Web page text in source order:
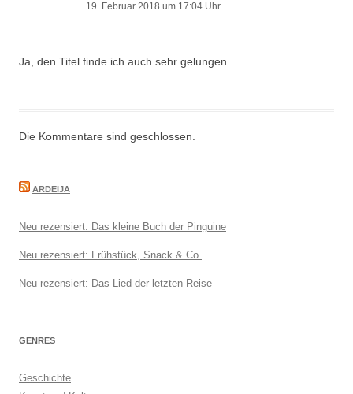
19. Februar 2018 um 17:04 Uhr
Ja, den Titel finde ich auch sehr gelungen.
Die Kommentare sind geschlossen.
ARDEIJA
Neu rezensiert: Das kleine Buch der Pinguine
Neu rezensiert: Frühstück, Snack & Co.
Neu rezensiert: Das Lied der letzten Reise
GENRES
Geschichte